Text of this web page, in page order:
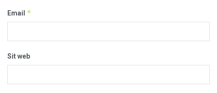
Email *
Sit web